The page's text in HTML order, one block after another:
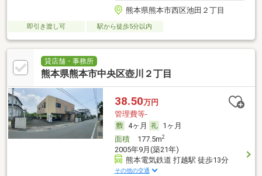
熊本県熊本市西区池田２丁目
即引き渡し可 駅から徒歩5分以内
貸店舗・事務所
熊本県熊本市中央区壺川２丁目
38.50万円
管理費等-
4ヶ月
1ヶ月
面積177.5m2
2005年9月(築21年)
熊本電気鉄道 打越駅 徒歩13分
その他の交通